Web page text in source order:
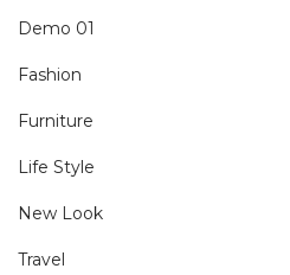
Demo 01
Fashion
Furniture
Life Style
New Look
Travel